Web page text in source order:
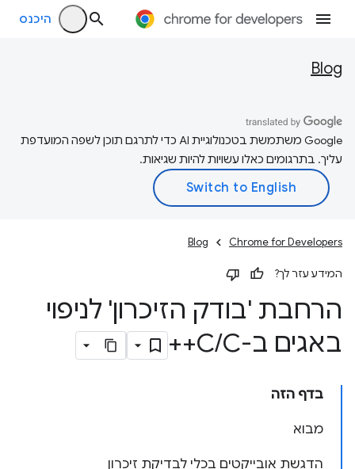
היכנס
Blog
‫Google משתמשת בטכנולוגיית AI כדי לתרגם תוכן לשפה המועדפת
עליך. בתרגומים כאלו עשויות להיות שגיאות.
Chrome for Developers
Blog
המידע עזר לך?
הרחבת 'בודק הזיכרון' לניפוי
באגים ב-C
/C++
בדף הזה
מבוא
הדגשת אובייקטים בכלי לבדיקת זיכרון